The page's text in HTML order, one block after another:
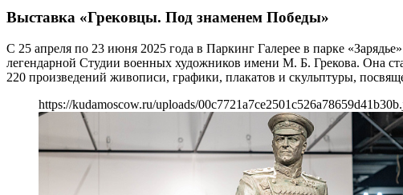
Выставка «Грековцы. Под знаменем Победы»
С 25 апреля по 23 июня 2025 года в Паркинг Галерее в парке
легендарной Студии военных художников имени М. Б. Грекова. Она
220 произведений живописи, графики, плакатов и скульптуры,
https://kudamoscow.ru/uploads/